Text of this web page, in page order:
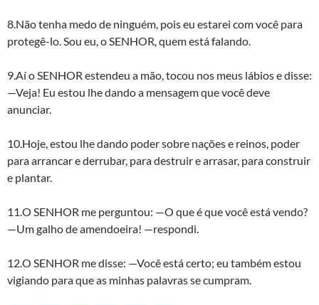
8.Não tenha medo de ninguém, pois eu estarei com você para
protegê-lo. Sou eu, o SENHOR, quem está falando.
9.Aí o SENHOR estendeu a mão, tocou nos meus lábios e disse:
—Veja! Eu estou lhe dando a mensagem que você deve
anunciar.
10.Hoje, estou lhe dando poder sobre nações e reinos, poder
para arrancar e derrubar, para destruir e arrasar, para construir
e plantar.
11.O SENHOR me perguntou: —O que é que você está vendo?
—Um galho de amendoeira! —respondi.
12.O SENHOR me disse: —Você está certo; eu também estou
vigiando para que as minhas palavras se cumpram.